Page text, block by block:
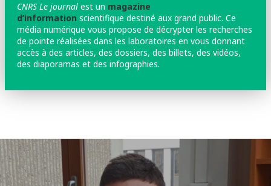
CNRS Le journal est un magazine
d’information scientifique destiné aux grand public. Ce
média numérique vous propose de décrypter les recherches
de pointe réalisées dans les laboratoires en vous donnant
accès à des articles, des dossiers, des billets, des vidéos,
des diaporamas et des infographies.